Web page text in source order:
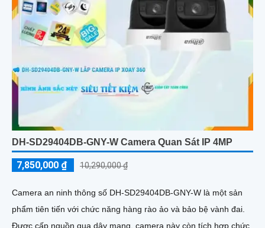
DH-SD29404DB-GNY-W Camera Quan Sát IP 4MP
7,850,000 ₫ 10,290,000 ₫
Camera an ninh thông số DH-SD29404DB-GNY-W là một sản
phẩm tiên tiến với chức năng hàng rào ảo và bảo bệ vành đai.
Được cấp nguồn qua dây mạng, camera này còn tích hợp chức